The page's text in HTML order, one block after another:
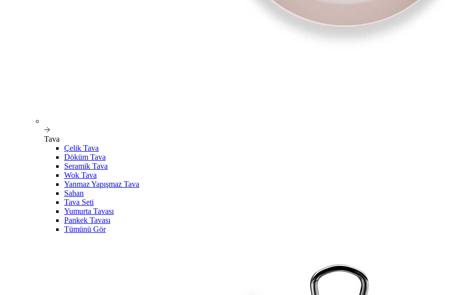
Tava
Çelik Tava
Döküm Tava
Seramik Tava
Wok Tava
Yanmaz Yapışmaz Tava
Sahan
Tava Seti
Yumurta Tavası
Pankek Tavası
Tümünü Gör